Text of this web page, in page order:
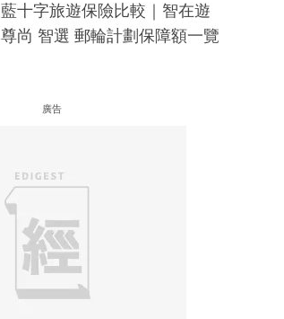
藍十字旅遊保險比較｜智在遊
尊尚 智選 郵輪計劃保障額一覽
廣告